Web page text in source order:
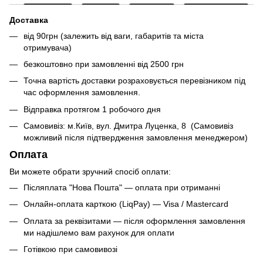
Доставка
від 90грн (залежить від ваги, габаритів та міста
отримувача)
безкоштовно при замовленні від 2500 грн
Точна вартість доставки розраховується перевізником під
час оформлення замовлення.
Відправка протягом 1 робочого дня
Самовивіз: м.Київ, вул. Дмитра Луценка, 8 (Самовивіз
можливий після підтвердження замовлення менеджером)
Оплата
Ви можете обрати зручний спосіб оплати:
Післяплата "Нова Пошта" — оплата при отриманні
Онлайн-оплата карткою (LiqPay) — Visa / Mastercard
Оплата за реквізитами — після оформлення замовлення
ми надішлемо вам рахунок для оплати
Готівкою при самовивозі